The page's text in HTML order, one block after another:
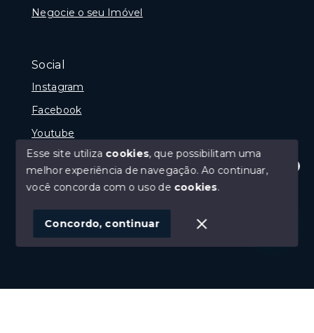
Olá! Estamos disponíveis para te ajudar.
Negocie o seu Imóvel
Social
Instagram
Facebook
Youtube
© Copyright 2026 - Gramado Class - Todos os direitos
SITE PARA IMOBILIARIA
Esse site utiliza cookies, que possibilitam uma
melhor experiência de navegação.Ao continuar,
você concorda com o uso de cookies.
Concordo, continuar